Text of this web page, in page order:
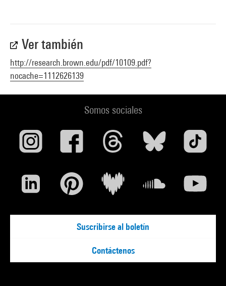
Ver también
http://research.brown.edu/pdf/10109.pdf?
nocache=1112626139
Somos sociales
Suscribirse al boletín
Contáctenos